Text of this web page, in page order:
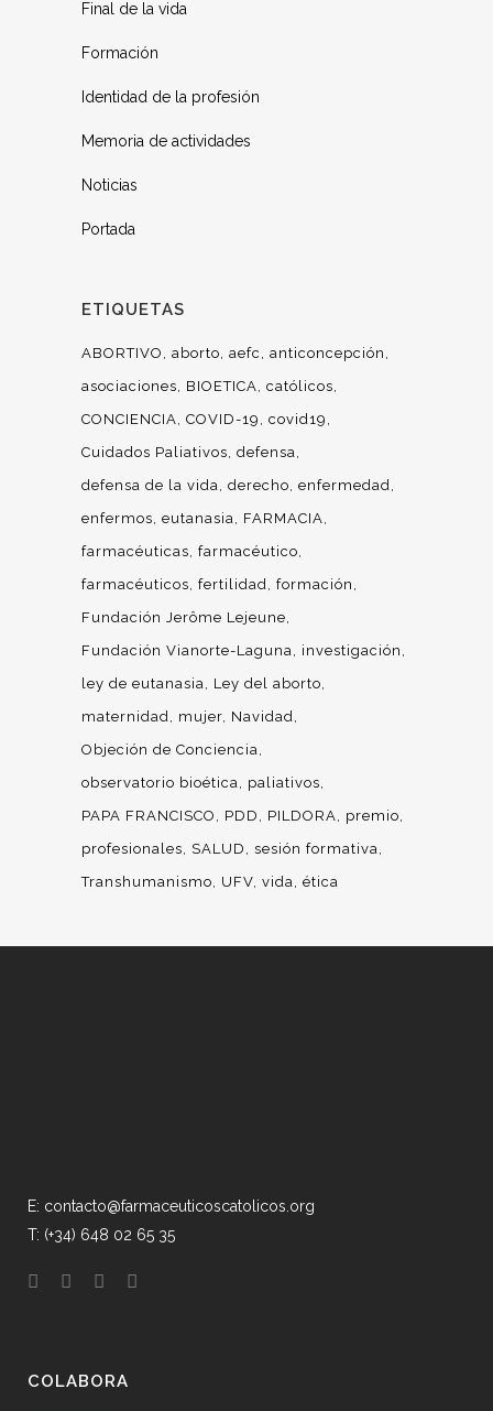
Final de la vida
Formación
Identidad de la profesión
Memoria de actividades
Noticias
Portada
ETIQUETAS
ABORTIVO aborto aefc
anticoncepción
asociaciones
BIOETICA católicos
CONCIENCIA COVID-19
covid19
Cuidados Paliativos defensa
defensa de la vida derecho enfermedad
enfermos eutanasia
FARMACIA
farmacéuticas farmacéutico
farmacéuticos fertilidad formación
Fundación Jerôme Lejeune
Fundación Vianorte-Laguna
investigación
ley de eutanasia
Ley del aborto
maternidad
mujer Navidad
Objeción de Conciencia
observatorio bioética
paliativos
PAPA FRANCISCO
PDD PILDORA
premio
profesionales
SALUD
sesión formativa
Transhumanismo
UFV vida ética
E: contacto@farmaceuticoscatolicos.org
T: (+34) 648 02 65 35
COLABORA